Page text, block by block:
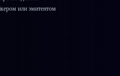
или эмитентом